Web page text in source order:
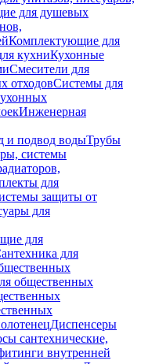
для душевых
Комплектующие для
кухниКухонные
Смесители для
отходовСистемы для
Инженерная
и подвод водыТрубы
системы
для
защиты от
для
для
для
общественных
Диспенсеры
сантехнические,
внутренней